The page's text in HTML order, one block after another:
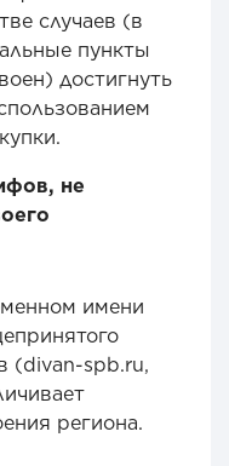
случаев (в
пункты
достигнуть
не
имени
(divan-spb.ru,
региона.